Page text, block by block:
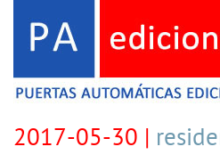
2017-05-30 |